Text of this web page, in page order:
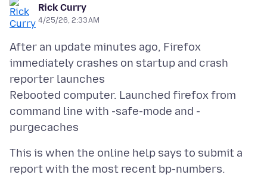
Rick Curry
4/25/26, 2:33 AM
After an update minutes ago, Firefox
immediately crashes on startup and crash
reporter launches
Rebooted computer. Launched firefox from
command line with -safe-mode and -
This is when the online help says to submit a
report with the most recent bp-numbers.